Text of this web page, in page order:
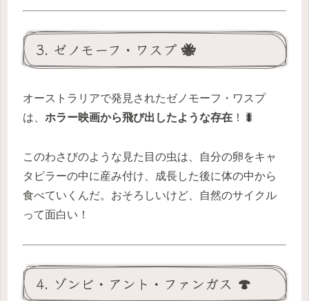
3. ゼノモーフ・ワスプ 🐝
オーストラリアで発見されたゼノモーフ・ワスプ
は、 ホラー映画から飛び出したような存在 ！🐛
このわさびのような見た目の虫は、自分の卵をキャ
タピラーの中に産み付け、成長した後に体の中から
食べていくんだ。おそろしいけど、自然のサイクル
って面白い！
4. ゾンビ・アント・ファンガス 🍄